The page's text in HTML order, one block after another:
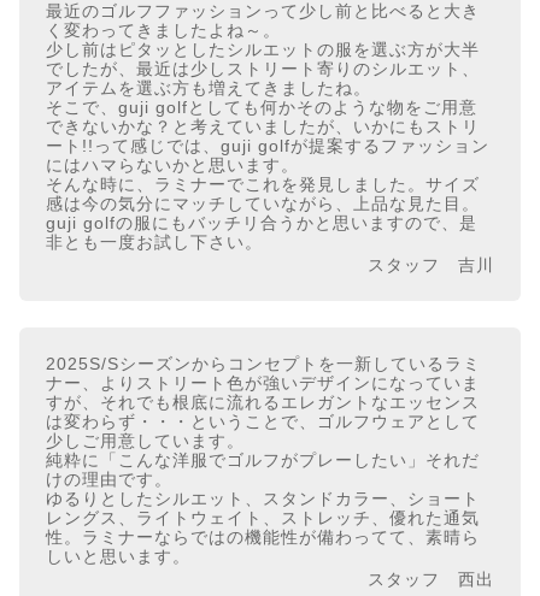
最近のゴルフファッションって少し前と比べると大き
く変わってきましたよね～。
少し前はピタッとしたシルエットの服を選ぶ方が大半
でしたが、最近は少しストリート寄りのシルエット、
アイテムを選ぶ方も増えてきましたね。
そこで、guji golfとしても何かそのような物をご用意
できないかな？と考えていましたが、いかにもストリ
ート!!って感じでは、guji golfが提案するファッション
にはハマらないかと思います。
そんな時に、ラミナーでこれを発見しました。サイズ
感は今の気分にマッチしていながら、上品な見た目。
guji golfの服にもバッチリ合うかと思いますので、是
非とも一度お試し下さい。
スタッフ 吉川
2025S/Sシーズンからコンセプトを一新しているラミ
ナー、よりストリート色が強いデザインになっていま
すが、それでも根底に流れるエレガントなエッセンス
は変わらず・・・ということで、ゴルフウェアとして
少しご用意しています。
純粋に「こんな洋服でゴルフがプレーしたい」それだ
けの理由です。
ゆるりとしたシルエット、スタンドカラー、ショート
レングス、ライトウェイト、ストレッチ、優れた通気
性。ラミナーならではの機能性が備わってて、素晴ら
しいと思います。
スタッフ 西出